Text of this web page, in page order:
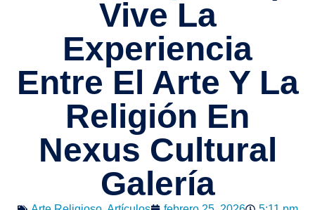
Vive La
Experiencia
Entre El Arte Y La
Religión En
Nexus Cultural
Galería